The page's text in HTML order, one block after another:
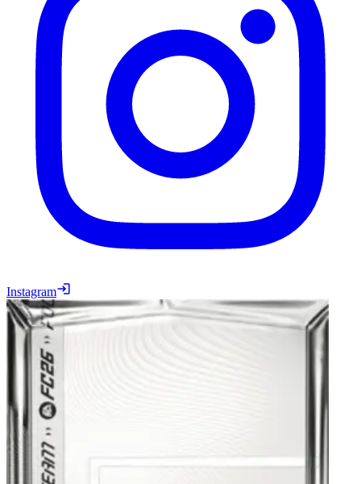
Instagram